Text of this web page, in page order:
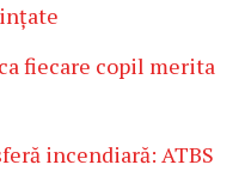
fiecare copil merita
incendiară: ATBS